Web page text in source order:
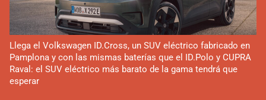
Llega el Volkswagen ID.Cross, un SUV eléctrico fabricado en
Pamplona y con las mismas baterías que el ID.Polo y CUPRA
Raval: el SUV eléctrico más barato de la gama tendrá que
esperar